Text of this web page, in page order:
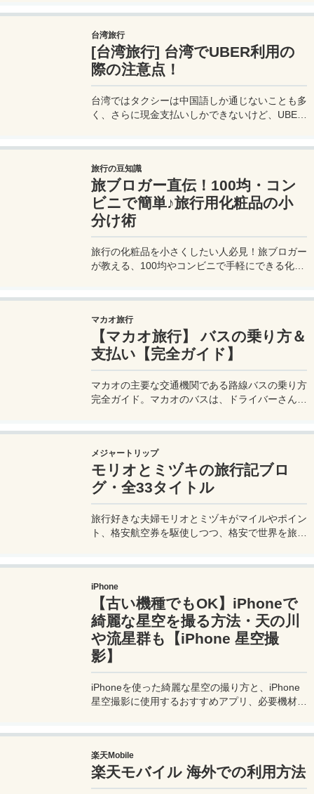
カード 」の魅力とメリット、デメリットを交え
詳しく紹介していきたい。
台湾旅行
[台湾旅行] 台湾でUBER利用の
際の注意点！
台湾ではタクシーは中国語しか通じないことも多
く、さらに現金支払いしかできないけど、UBER
舞われることもあるので注意が必要だ。
旅行の豆知識
旅ブロガー直伝！100均・コン
ビニで簡単♪旅行用化粧品の小
分け術
旅行の化粧品を小さくしたい人必見！旅ブロガー
が教える、100均やコンビニで手軽にできる化粧
マカオ旅行
【マカオ旅行】 バスの乗り方＆
支払い【完全ガイド】
マカオの主要な交通機関である路線バスの乗り方
完全ガイド。マカオのバスは、ドライバーさんも
法を知って、現地での移動に備えよう。
メジャートリップ
モリオとミヅキの旅行記ブロ
グ・全33タイトル
旅行好きな夫婦モリオとミヅキがマイルやポイン
ト、格安航空券を駆使しつつ、格安で世界を旅す
便利な情報、かかった費用など様々な情報をお届
け！夫婦喧嘩あり、ホロッと涙することもあり、
中年夫婦の等身大旅行記ブログ。
iPhone
【古い機種でもOK】iPhoneで
綺麗な星空を撮る方法・天の川
や流星群も【iPhone 星空撮
影】
iPhoneを使った綺麗な星空の撮り方と、iPhone
星空撮影に使用するおすすめアプリ、必要機材な
ば流星群の流れ星も撮影可能なので、iPhoneで
綺麗な星空撮影をしたいときはチャレンジしてみ
よう。
楽天Mobile
楽天モバイル 海外での利用方法